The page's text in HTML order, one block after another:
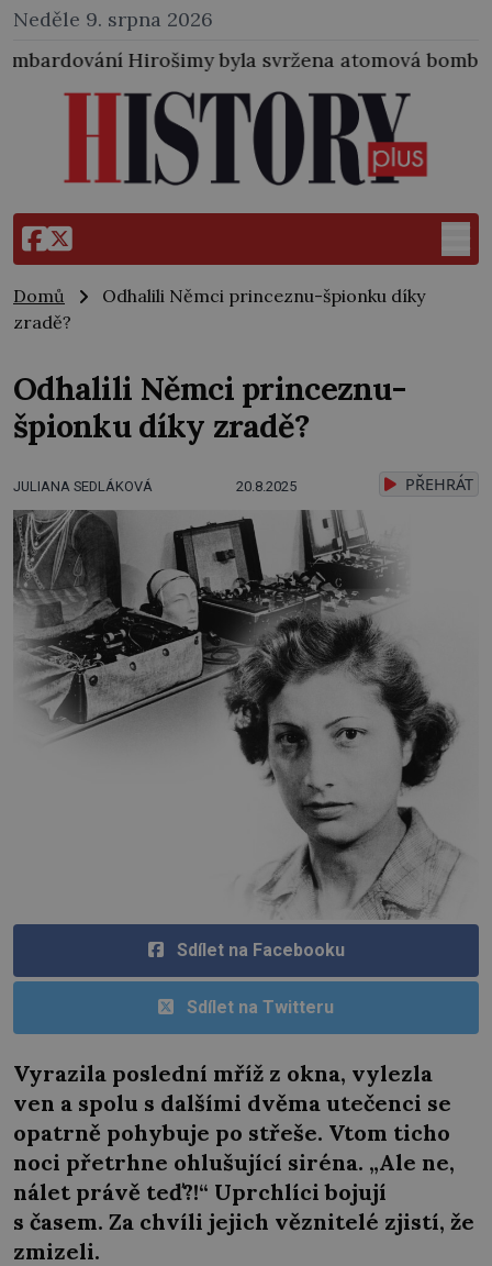
Neděle 9. srpna 2026
svržena atomová bomba i na japonské město
Domů
Odhalili Němci princeznu-špionku díky
zradě?
Odhalili Němci princeznu-
špionku díky zradě?
JULIANA SEDLÁKOVÁ 20.8.2025 PŘEHRÁT
Sdílet na Facebooku
Sdílet na Twitteru
Vyrazila poslední mříž z okna, vylezla
ven a spolu s dalšími dvěma utečenci se
opatrně pohybuje po střeše. Vtom ticho
noci přetrhne ohlušující siréna. „Ale ne,
nálet právě teď?!“ Uprchlíci bojují
s časem. Za chvíli jejich věznitelé zjistí, že
zmizeli.